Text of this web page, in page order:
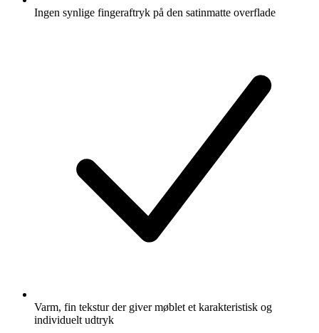
Ingen synlige fingeraftryk på den satinmatte overflade
Varm, fin tekstur der giver møblet et karakteristisk og
individuelt udtryk